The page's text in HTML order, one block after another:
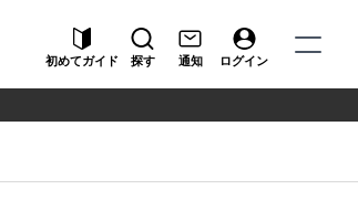
初めてガイド 探す 通知 ログイン